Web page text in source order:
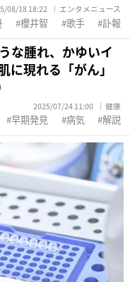
08/18 18:22 エンタメニュース
櫻井智 歌手 訃報
な腫れ、かゆいイ
現れる「がん」
2025/07/24 11:00 健康
早期発見 病気 解説